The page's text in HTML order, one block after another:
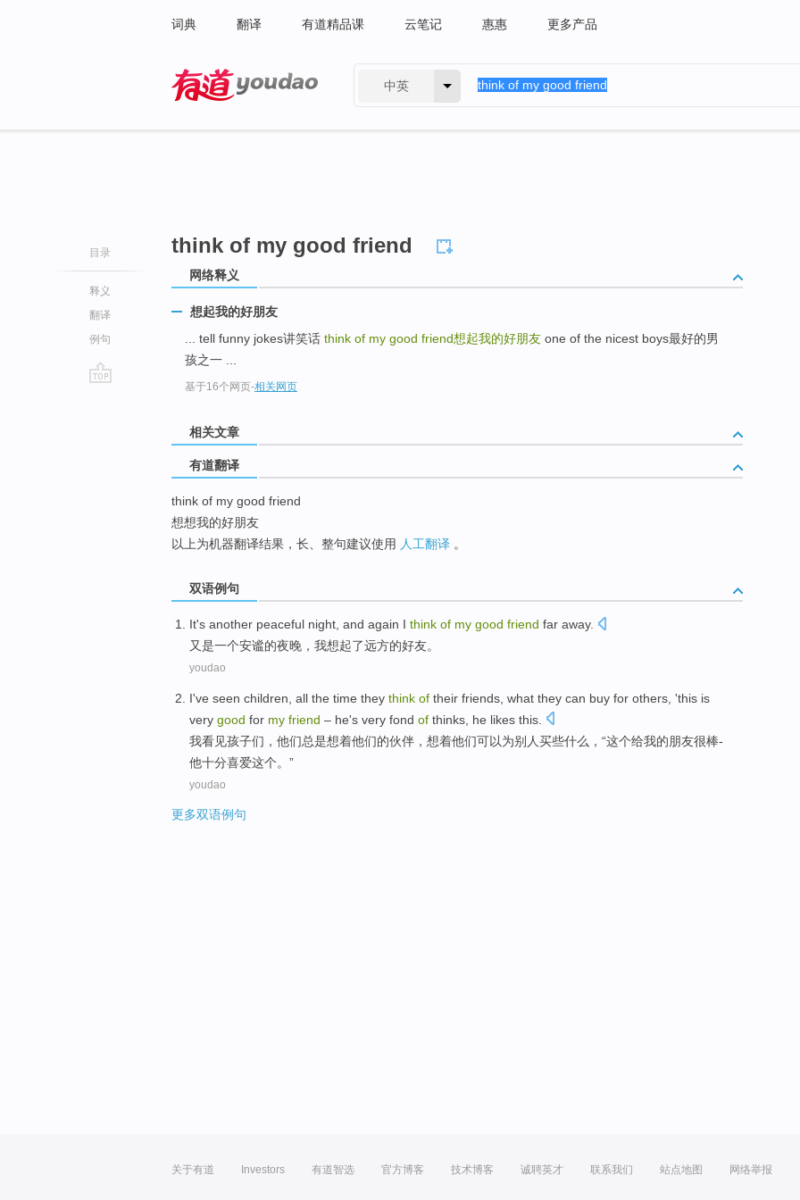
词典 翻译 有道精品课 云笔记 惠惠 更多产品
中英
目录
释义
翻译
例句
think of my good friend
网络释义
想起我的好朋友
... tell funny jokes讲笑话 think of my good friend想起我的好朋友 one of the nicest boys最好的男
孩之一 ...
基于16个网页-相关网页
相关文章
有道翻译
think of my good friend
想想我的好朋友
以上为机器翻译结果，长、整句建议使用 人工翻译 。
双语例句
It's another peaceful night , and again I think of my good friend far away.
又是一个安谧的夜晚 ， 我想起了远方的好友。
youdao
I've seen children , all the time they think of their friends what they can buy for others , 'this is
very good for my friend – he's very fond of thinks , he likes this.
我看见孩子们 ， 他们总是想着他们的伙伴 ， 想着他们可以为别人买些什么 ，“这个给我的朋友很棒-
他十分喜爱这个。”
youdao
更多双语例句
关于有道 Investors 有道智选 官方博客 技术博客 诚聘英才 联系我们 站点地图 网络举报